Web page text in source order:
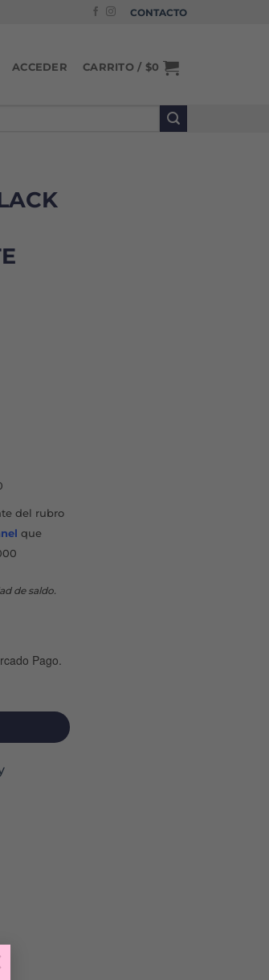
CONTACTO
ACCEDER CARRITO / $0
del rubro
que
de saldo.
Pago.
ANTITRANSPIRANTE ROLL-ON X 50 ML